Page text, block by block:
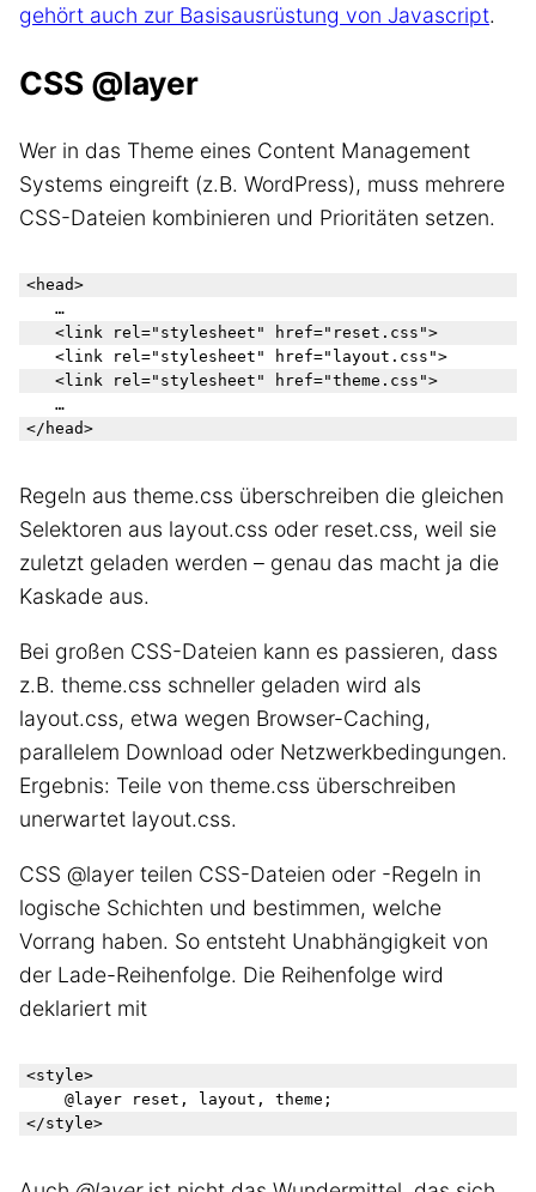
gehört auch zur Basisausrüstung von Javascript.
CSS @layer
Wer in das Theme eines Content Management
Systems eingreift (z.B. WordPress), muss mehrere
CSS-Dateien kombinieren und Prioritäten setzen.
<head>
Regeln aus theme.css überschreiben die gleichen
Selektoren aus layout.css oder reset.css, weil sie
zuletzt geladen werden – genau das macht ja die
Kaskade aus.
Bei großen CSS-Dateien kann es passieren, dass
z.B. theme.css schneller geladen wird als
layout.css, etwa wegen Browser-Caching,
parallelem Download oder Netzwerkbedingungen.
Ergebnis: Teile von theme.css überschreiben
unerwartet layout.css.
CSS @layer teilen CSS-Dateien oder -Regeln in
logische Schichten und bestimmen, welche
Vorrang haben. So entsteht Unabhängigkeit von
der Lade-Reihenfolge. Die Reihenfolge wird
deklariert mit
<style>
    @layer reset, layout, theme;